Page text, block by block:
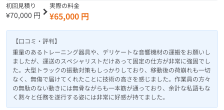
初回見積り
¥70,000 円
実際の料金
¥65,000 円
【口コミ・評判】
重量のあるトレーニング器具や、デリケートな音響機材の運搬をお願いし
ましたが、運送のスペシャリストだけあって固定の仕方が非常に強固でし
た。大型トラックの振動対策もしっかりしており、移動後の荷崩れも一切
なく、無傷で届けてくれたことに技術の高さを感じました。作業員の方々
の無駄のない動きには無骨ながらも一本筋が通っており、余計な私語もな
く黙々と任務を遂行する姿には非常に好感が持てました。